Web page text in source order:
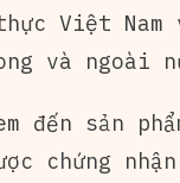
Việt Nam
và ngoài
đến sản
chứng